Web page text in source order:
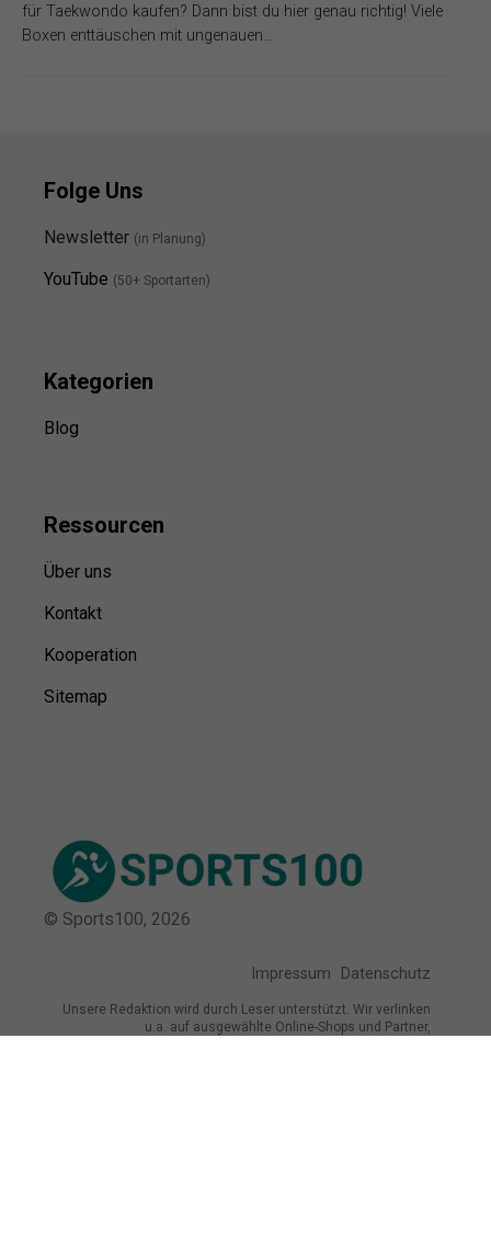
für Taekwondo kaufen? Dann bist du hier genau richtig! Viele
Boxen enttäuschen mit ungenauen…
Folge Uns
Newsletter (in Planung)
YouTube (50+ Sportarten)
Kategorien
Blog
Ressourcen
Über uns
Kontakt
Kooperation
Sitemap
© Sports100, 2026
Impressum Datenschutz
Unsere Redaktion wird durch Leser unterstützt. Wir verlinken
u.a. auf ausgewählte Online-Shops und Partner,